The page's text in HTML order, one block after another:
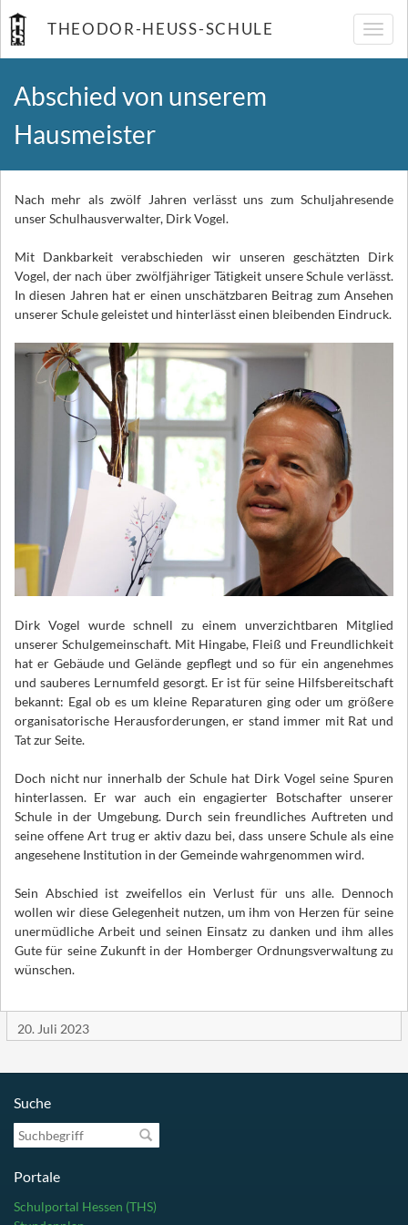
THEODOR-HEUSS-SCHULE
Abschied von unserem
Hausmeister
Nach mehr als zwölf Jahren verlässt uns zum Schuljahresende
unser Schulhausverwalter, Dirk Vogel.
Mit Dankbarkeit verabschieden wir unseren geschätzten Dirk
Vogel, der nach über zwölfjähriger Tätigkeit unsere Schule verlässt.
In diesen Jahren hat er einen unschätzbaren Beitrag zum Ansehen
unserer Schule geleistet und hinterlässt einen bleibenden Eindruck.
Dirk Vogel wurde schnell zu einem unverzichtbaren Mitglied
unserer Schulgemeinschaft. Mit Hingabe, Fleiß und Freundlichkeit
hat er Gebäude und Gelände gepflegt und so für ein angenehmes
und sauberes Lernumfeld gesorgt. Er ist für seine Hilfsbereitschaft
bekannt: Egal ob es um kleine Reparaturen ging oder um größere
organisatorische Herausforderungen, er stand immer mit Rat und
Tat zur Seite.
Doch nicht nur innerhalb der Schule hat Dirk Vogel seine Spuren
hinterlassen. Er war auch ein engagierter Botschafter unserer
Schule in der Umgebung. Durch sein freundliches Auftreten und
seine offene Art trug er aktiv dazu bei, dass unsere Schule als eine
angesehene Institution in der Gemeinde wahrgenommen wird.
Sein Abschied ist zweifellos ein Verlust für uns alle. Dennoch
wollen wir diese Gelegenheit nutzen, um ihm von Herzen für seine
unermüdliche Arbeit und seinen Einsatz zu danken und ihm alles
Gute für seine Zukunft in der Homberger Ordnungsverwaltung zu
wünschen.
20. Juli 2023
Suche
Suchbegriff
Portale
Schulportal Hessen (THS)